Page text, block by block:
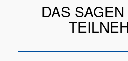
DAS